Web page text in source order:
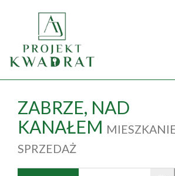
ZABRZE, NAD
KANAŁEM
SPRZEDAŻ